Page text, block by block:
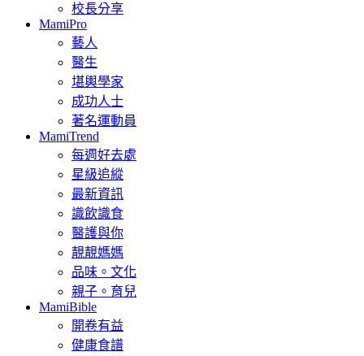
校長分享
MamiPro
藝人
醫生
堪輿學家
成功人士
著名運動員
MamiTrend
每週好去處
星級追縱
最新資訊
識飲識食
醫護與你
靚靚媽媽
品味。文化
親子。育兒
MamiBible
開卷有益
健康食譜